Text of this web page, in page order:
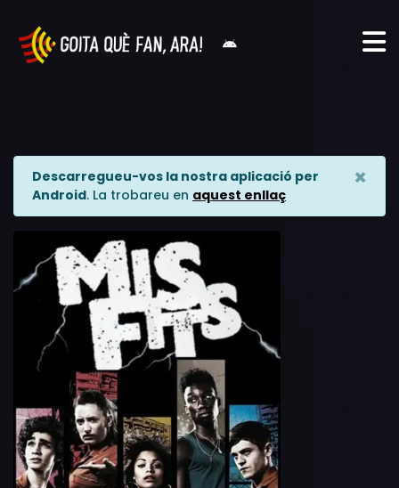
Descarregueu-vos la nostra aplicació per
Android. La trobareu en aquest enllaç
×